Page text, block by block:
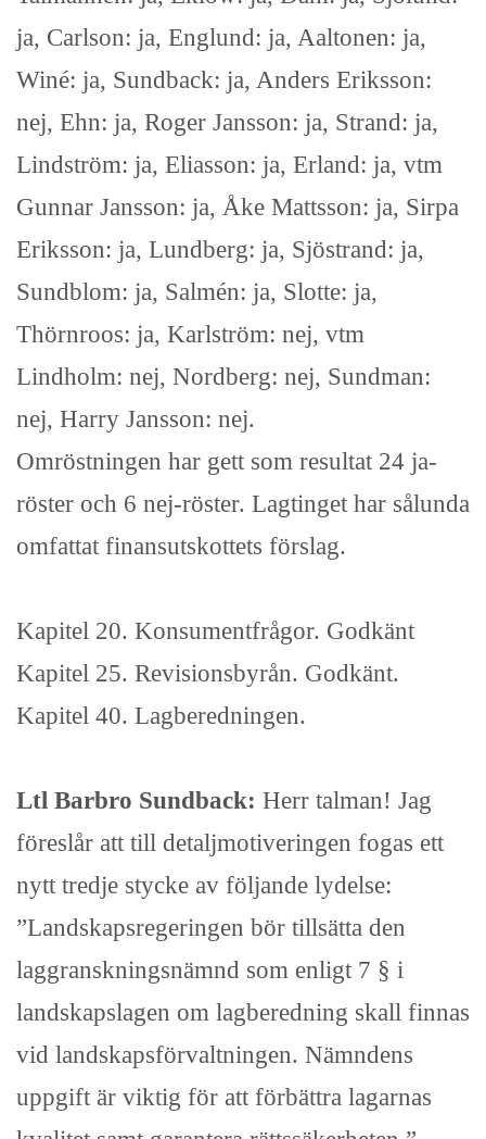
ja, Carlson: ja, Englund: ja, Aaltonen: ja,
Winé: ja, Sundback: ja, Anders Eriksson:
nej, Ehn: ja, Roger Jansson: ja, Strand: ja,
Lindström: ja, Eliasson: ja, Erland: ja, vtm
Gunnar Jansson: ja, Åke Mattsson: ja, Sirpa
Eriksson: ja, Lundberg: ja, Sjöstrand: ja,
Sundblom: ja, Salmén: ja, Slotte: ja,
Thörnroos: ja, Karlström: nej, vtm
Lindholm: nej, Nordberg: nej, Sundman:
nej, Harry Jansson: nej.
Omröstningen har gett som resultat 24 ja-
röster och 6 nej-röster. Lagtinget har sålunda
omfattat finansutskottets förslag.
Kapitel 20. Konsumentfrågor. Godkänt
Kapitel 25. Revisionsbyrån. Godkänt.
Kapitel 40. Lagberedningen.
Ltl Barbro Sundback: Herr talman! Jag
föreslår att till detaljmotiveringen fogas ett
nytt tredje stycke av följande lydelse:
”Landskapsregeringen bör tillsätta den
laggranskningsnämnd som enligt 7 § i
landskapslagen om lagberedning skall finnas
vid landskapsförvaltningen. Nämndens
uppgift är viktig för att förbättra lagarnas